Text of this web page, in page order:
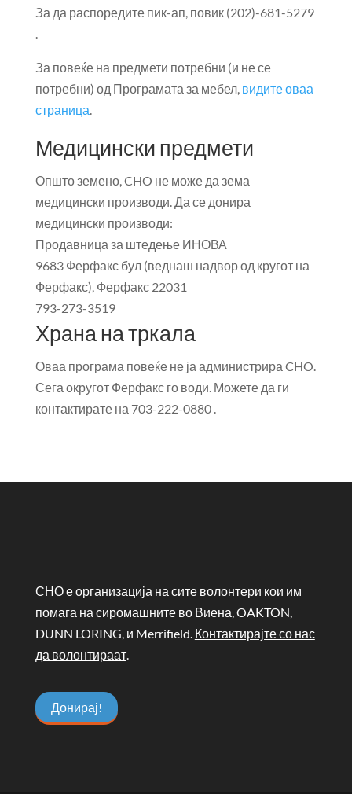
За да распоредите пик-ап, повик (202)-681-5279
.
За повеќе на предмети потребни (и не се
потребни) од Програмата за мебел, видите оваа
страница.
Медицински предмети
Општо земено, CHO не може да зема
медицински производи. Да се ​​донира
медицински производи:
Продавница за штедење ИНОВА
9683 Ферфакс бул (веднаш надвор од кругот на
Ферфакс), Ферфакс 22031
793-273-3519
Храна на тркала
Оваа програма повеќе не ја администрира CHO.
Сега округот Ферфакс го води. Можете да ги
контактирате на 703-222-0880 .
СНО е организација на сите волонтери кои им
помага на сиромашните во Виена, OAKTON,
DUNN LORING, и Merrifield. Контактирајте со нас
да волонтираат.
Донирај!